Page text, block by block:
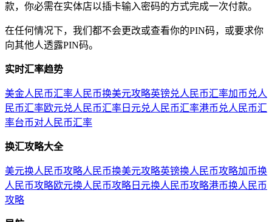
款，你必需在实体店以插卡输入密码的方式完成一次付款。
在任何情况下，我们都不会更改或查看你的PIN码，或要求你
向其他人透露PIN码。
实时汇率趋势
美金人民币汇率人民币换美元攻略英镑兑人民币汇率加币兑人
民币汇率欧元兑人民币汇率 日元兑人民币汇率港币兑人民币汇
率台币对人民币汇率
换汇攻略大全
美元换人民币攻略人民币换美元攻略英镑换人民币攻略加币换
人民币攻略欧元换人民币攻略 日元换人民币攻略港币换人民币
攻略